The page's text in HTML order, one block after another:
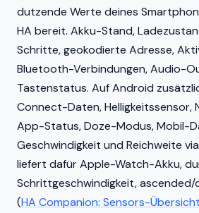
dutzende Werte deines
HA bereit. Akku-Stand,
Schritte, geokodierte Adresse,
Bluetooth-Verbindungen, Audio-
Tastenstatus. Auf Android
Connect-Daten, Helligkeitssensor,
App-Status, Doze-Modus, Mobil-
Geschwindigkeit und Reichweite
liefert dafür Apple-Watch-Akku,
Schrittgeschwindigkeit,
(HA Companion: Sensors-Übersicht